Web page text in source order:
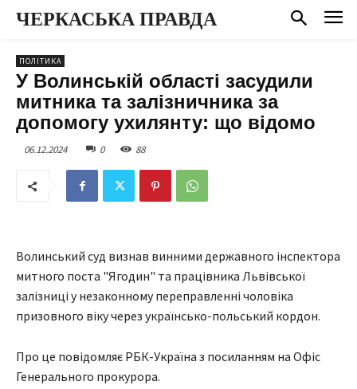
ЧЕРКАСЬКА ПРАВДА
ПОЛІТИКА
У Волинській області засудили
митника та залізничника за
допомогу ухилянту: що відомо
06.12.2024 0 88
Волинський суд визнав винними державного інспектора
митного поста "Ягодин" та працівника Львівської
залізниці у незаконному переправленні чоловіка
призовного віку через українсько-польський кордон.
Про це повідомляє РБК-Україна з посиланням на Офіс
Генерального прокурора.